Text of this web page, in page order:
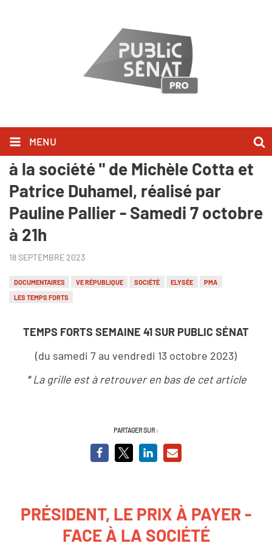
MENU
"Président, le prix à payer - Face
à la société " de Michèle Cotta et
Patrice Duhamel, réalisé par
Pauline Pallier - Samedi 7 octobre
à 21h
18 SEPTEMBRE 2023
DOCUMENTAIRES VE RÉPUBLIQUE SOCIÉTÉ ELYSÉE
PMA
LES TEMPS FORTS
TEMPS FORTS SEMAINE 41 SUR PUBLIC SÉNAT
(du samedi 7 au vendredi 13 octobre 2023)
* La grille est à retrouver en bas de cet article
PARTAGER SUR :
PRÉSIDENT, LE PRIX À PAYER -
FACE À LA SOCIÉTÉ